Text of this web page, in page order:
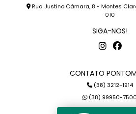
Rua Justino Câmara, 8 - Montes
010
SIGA-NOS!
CONTATO
(38) 3212-1914
(38) 99950-7500